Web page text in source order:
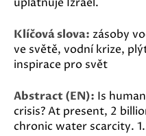
Klíčová slova: zásoby
ve světě, vodní krize,
inspirace pro svět
Abstract (EN): Is
crisis? At present, 2
chronic water scarcity.